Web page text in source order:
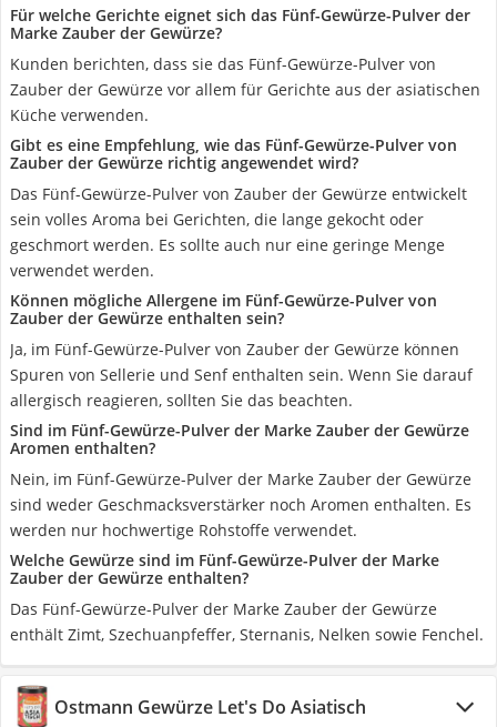
Für welche Gerichte eignet sich das Fünf-Gewürze-Pulver der
Marke Zauber der Gewürze?
Kunden berichten, dass sie das Fünf-Gewürze-Pulver von
Zauber der Gewürze vor allem für Gerichte aus der asiatischen
Küche verwenden.
Gibt es eine Empfehlung, wie das Fünf-Gewürze-Pulver von
Zauber der Gewürze richtig angewendet wird?
Das Fünf-Gewürze-Pulver von Zauber der Gewürze entwickelt
sein volles Aroma bei Gerichten, die lange gekocht oder
geschmort werden. Es sollte auch nur eine geringe Menge
verwendet werden.
Können mögliche Allergene im Fünf-Gewürze-Pulver von
Zauber der Gewürze enthalten sein?
Ja, im Fünf-Gewürze-Pulver von Zauber der Gewürze können
Spuren von Sellerie und Senf enthalten sein. Wenn Sie darauf
allergisch reagieren, sollten Sie das beachten.
Sind im Fünf-Gewürze-Pulver der Marke Zauber der Gewürze
Aromen enthalten?
Nein, im Fünf-Gewürze-Pulver der Marke Zauber der Gewürze
sind weder Geschmacksverstärker noch Aromen enthalten. Es
werden nur hochwertige Rohstoffe verwendet.
Welche Gewürze sind im Fünf-Gewürze-Pulver der Marke
Zauber der Gewürze enthalten?
Das Fünf-Gewürze-Pulver der Marke Zauber der Gewürze
enthält Zimt, Szechuanpfeffer, Sternanis, Nelken sowie Fenchel.
Ostmann Gewürze Let's Do Asiatisch